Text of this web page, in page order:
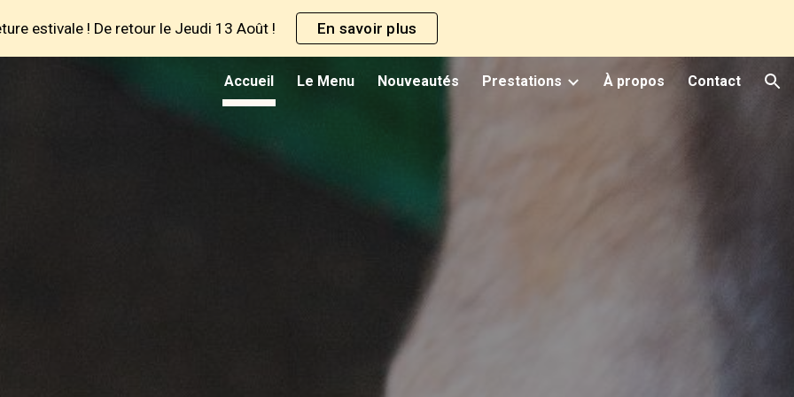
to main content Skip to navigation
estivale ! De retour le Jeudi 13 Août ! En savoir plus
Accueil Le Menu Nouveautés Prestations À propos Contact